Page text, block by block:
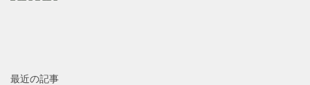
最近の記事